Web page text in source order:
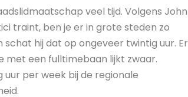
veel tijd. Volgens John
traint, ben je er in grote steden zo
hij dat op ongeveer twintig uur. Er
met een fulltimebaan lijkt zwaar.
per week bij de regionale